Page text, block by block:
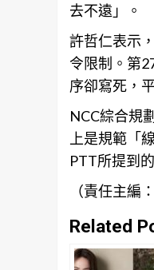
去不遠」。
許哲仁表示
令限制。第
序卻寫死，
NCC綜合規
上是規範「
PTT所提到
（責任主編：
Related